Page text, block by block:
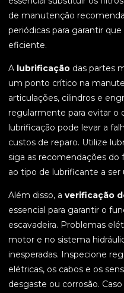
de manutenção
periódicas para garantir
eficiente.
A lubrificação das partes
um ponto crítico na
articulações, cilindros e
regularmente para evitar o
lubrificação pode levar a
custos de reparo. Utilize
siga as recomendações do
ao tipo de lubrificante a ser
Além disso, a verificação
essencial para garantir o
escavadeira. Problemas
motor e no sistema
inesperadas. Inspecione
elétricas, os cabos e os
desgaste ou corrosão.